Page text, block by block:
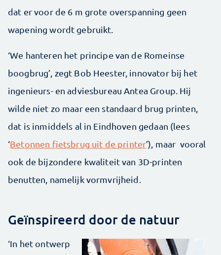
dat er voor de 6 m grote overspanning geen
wapening wordt gebruikt.
‘We hanteren het principe van de Romeinse
boogbrug’, zegt Bob Heester, innovator bij het
ingenieurs- en adviesbureau Antea Group. Hij
wilde niet zo maar een standaard brug printen,
dat is inmiddels al in Eindhoven gedaan (lees
‘Betonnen fietsbrug uit de printer’), maar vooral
ook de bijzondere kwaliteit van 3D-printen
benutten, namelijk vormvrijheid.
Geïnspireerd door de natuur
‘In het ontwerp